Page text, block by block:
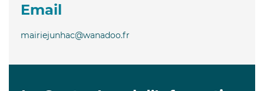
Email
mairiejunhac@wanadoo.fr